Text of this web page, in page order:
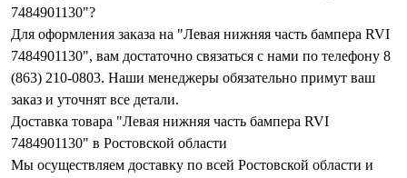
7484901130"?
Для оформления заказа на "Левая нижняя часть бампера RVI
7484901130", вам достаточно связаться с нами по телефону 8
(863) 210-0803. Наши менеджеры обязательно примут ваш
заказ и уточнят все детали.
Доставка товара "Левая нижняя часть бампера RVI
7484901130" в Ростовской области
Мы осуществляем доставку по всей Ростовской области и